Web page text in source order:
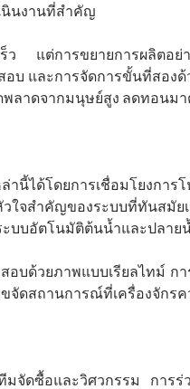
นินงานที่สำคัญ
แต่การขยายการผลิตอย่า
และการจัดการขั้นที่สอง
ลาดจากมนุษย์สูง ลดทอนม
านี้ได้โดยการเชื่อมโยง
จสำคัญของระบบที่ทันสมั
บบอัตโนมัติต้นน้ำและปลาย
บด้วยภาพแบบเรียลไทม์
ดสถานการณ์ที่เครื่องจักร
ดซื้อและวิศวกรรม การร่